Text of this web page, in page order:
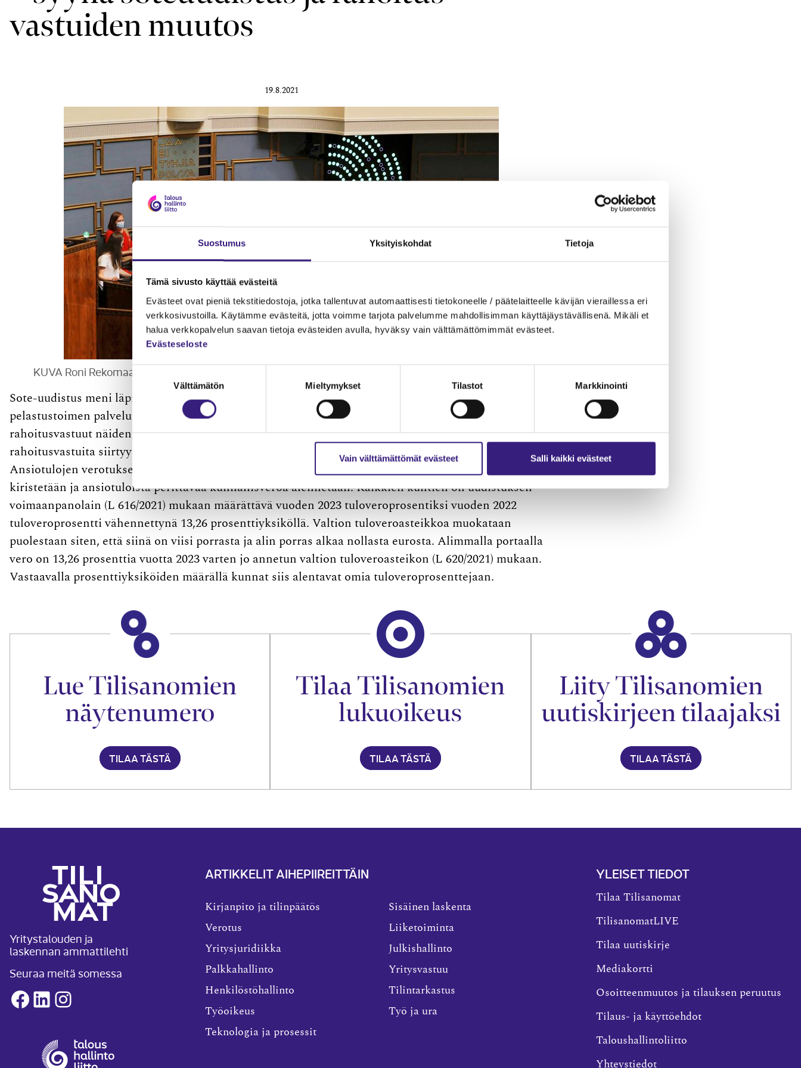
Suostumus Yksityiskohdat Tietoja
Tämä sivusto käyttää evästeitä
Evästeet ovat pieniä tekstitiedostoja, jotka tallentuvat automaattisesti tietokoneelle / päätelaitteelle kävijän vieraillessa eri
verkkosivustoilla. Käytämme evästeitä, jotta voimme tarjota palvelumme mahdollisimman käyttäjäystävällisenä. Mikäli et
halua verkkopalvelun saavan tietoja evästeiden avulla, hyväksy vain välttämättömimmät evästeet.
Evästeseloste
Suostumuksen
Välttämätön Mieltymykset Tilastot Markkinointi
Vain välttämättömät evästeet Salli kaikki evästeet
vastuiden muutos
19.8.2021
KUVA Roni Rekomaa / Lehtikuva
Sote-uudistus meni läpi eduskunnasta kesän 2021 aikana. Sosiaali- ja terveyspalvelut sekä
pelastustoimen palvelut kootaan kunnilta ja sairaanhoitopiireiltä hyvinvointialueille, ja samalla
rahoitusvastuut näiden tehtävien osalta siirtyvät kunnilta valtiolle. Esitettyjen arvioiden mukaan
rahoitusvastuita siirtyy valtiolle lähes 20 miljardia euroa vuoden 2020 tason mukaan laskettuna.
Ansiotulojen verotuksen rakennetta muutettiin uudistuksen vuoksi siten, että valtion verotusta
kiristetään ja ansiotuloista perittävää kunnallisveroa alennetaan. Kaikkien kuntien on uudistuksen
voimaanpanolain (L 616/2021) mukaan määrättävä vuoden 2023 tuloveroprosentiksi vuoden 2022
tuloveroprosentti vähennettynä 13,26 prosenttiyksiköllä. Valtion tuloveroasteikkoa muokataan
puolestaan siten, että siinä on viisi porrasta ja alin porras alkaa nollasta eurosta. Alimmalla portaalla
vero on 13,26 prosenttia vuotta 2023 varten jo annetun valtion tuloveroasteikon (L 620/2021) mukaan.
Vastaavalla prosenttiyksiköiden määrällä kunnat siis alentavat omia tuloveroprosenttejaan.
Lue Tilisanomien
näytenumero
TILAA TÄSTÄ
Tilaa Tilisanomien
lukuoikeus
TILAA TÄSTÄ
Liity Tilisanomien
uutiskirjeen tilaajaksi
TILAA TÄSTÄ
Yritystalouden ja
laskennan ammattilehti
Seuraa meitä somessa
Facebook
LinkedInInstagram
ARTIKKELIT AIHEPIIREITTÄIN
Kirjanpito ja tilinpäätös
Verotus
Yritysjuridiikka
Palkkahallinto
Henkilöstöhallinto
Työoikeus
Teknologia ja prosessit
Sisäinen laskenta
Liiketoiminta
Julkishallinto
Yritysvastuu
Tilintarkastus
Työ ja ura
YLEISET TIEDOT
Tilaa Tilisanomat
TilisanomatLIVE
Tilaa uutiskirje
Mediakortti
Osoitteenmuutos ja tilauksen peruutus
Tilaus- ja käyttöehdot
Taloushallintoliitto
Yhteystiedot